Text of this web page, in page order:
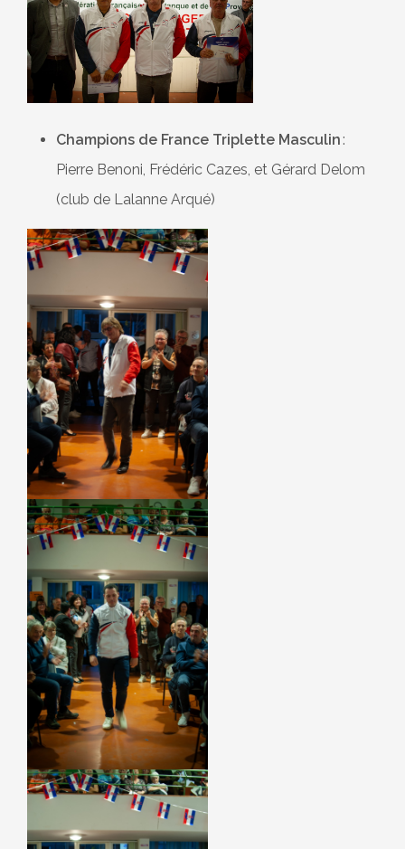
Champions de France Triplette Masculin :
Pierre Benoni, Frédéric Cazes, et Gérard Delom
(club de Lalanne Arqué)